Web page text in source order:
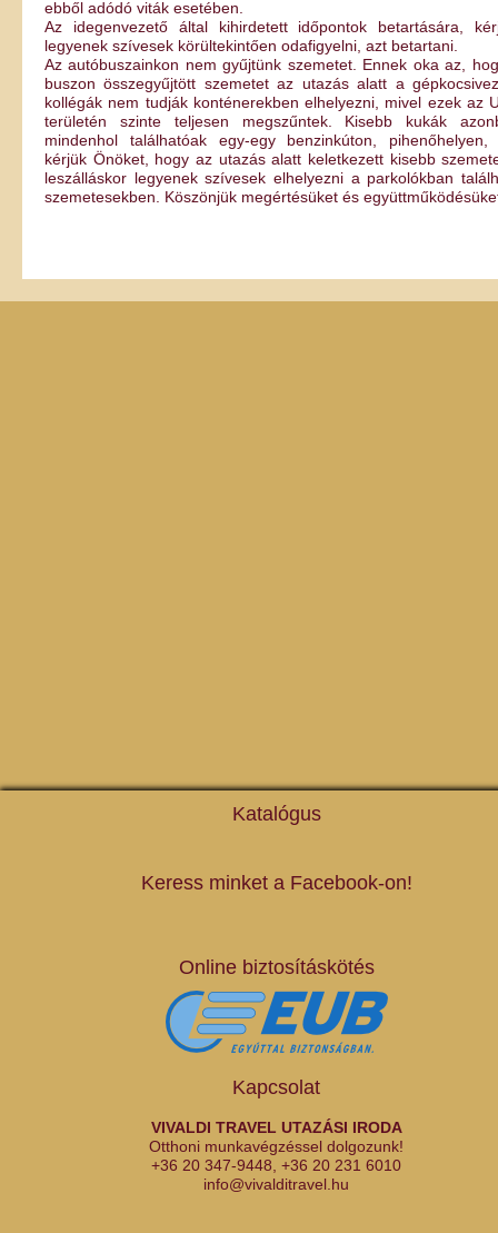
ebből adódó viták esetében.
Az idegenvezető által kihirdetett időpontok betartására,
legyenek szívesek körültekintően odafigyelni, azt betartani.
Az autóbuszainkon nem gyűjtünk szemetet. Ennek oka az,
buszon összegyűjtött szemetet az utazás alatt a
kollégák nem tudják konténerekben elhelyezni, mivel ezek az
területén szinte teljesen megszűntek. Kisebb kukák
mindenhol találhatóak egy-egy benzinkúton, pihenőhelyen,
kérjük Önöket, hogy az utazás alatt keletkezett kisebb
leszálláskor legyenek szívesek elhelyezni a parkolókban
szemetesekben. Köszönjük megértésüket és
Katalógus
Keress minket a Facebook-on!
Online biztosításkötés
Kapcsolat
VIVALDI TRAVEL UTAZÁSI IRODA
Otthoni munkavégzéssel dolgozunk!
+36 20 347-9448 +36 20 231 6010
info@vivalditravel.hu